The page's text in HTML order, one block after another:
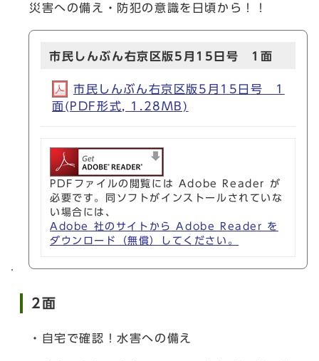
災害への備え・防犯の意識を日頃から！！
市民しんぶん右京区版5月15日号 1面
市民しんぶん右京区版5月15日号 1
面(PDF形式, 1.28MB)
PDFファイルの閲覧には Adobe Reader が
必要です。同ソフトがインストールされていな
い場合には、
Adobe 社のサイトから Adobe Reader を
ダウンロード（無償）してください。
2面
・自宅で確認！水害への備え